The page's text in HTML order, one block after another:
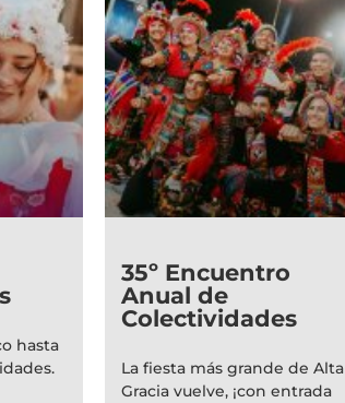
hasta
35º Encuentro
Anual de
Colectividades
La fiesta más grande de Alta
Gracia vuelve, ¡con entrada